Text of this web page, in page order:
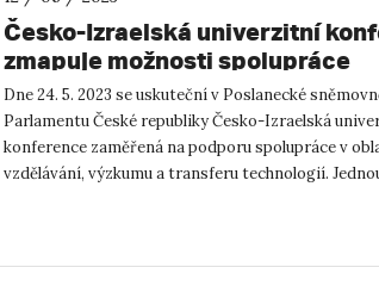
Česko-Izraelská univerzitní
zmapuje možnosti spolupráce
Dne 24. 5. 2023 se uskuteční v Poslanecké
Parlamentu České republiky Česko-Izraelská
konference zaměřená na podporu spolupráce v
vzdělávání, výzkumu a transferu technologií.